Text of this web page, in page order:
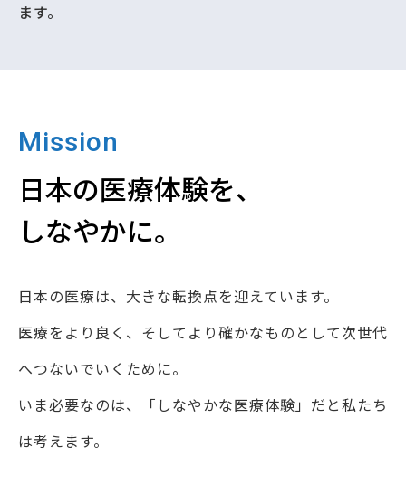
ます。
Mission
日本の医療体験を、
しなやかに。
⽇本の医療は、⼤きな転換点を迎えています。
医療をより良く、そしてより確かなものとして次世代
へつないでいくために。
いま必要なのは、「しなやかな医療体験」だと私たち
は考えます。